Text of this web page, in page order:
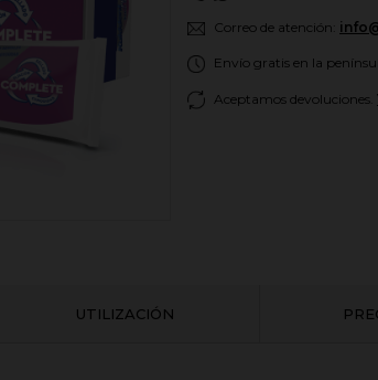
Correo de atención:
Envío gratis en la
Aceptamos devoluciones.
UTILIZACIÓN